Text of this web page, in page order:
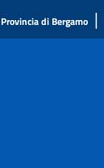
Provincia di Bergamo |